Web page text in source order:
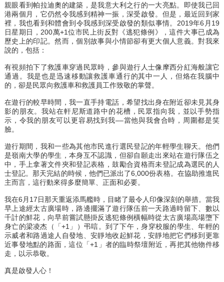
親眼看到帕拉迪奧的建築，是我意大利之行的一大亮點。即使我已回
港兩個月，它仍然令我感到精神一振，深受啟發。但是，最近回到家
裡，我也看到和體會到令我感到深受啟發的類似事情。2019年6月19
日星期日，200萬+1位市民上街反對《逃犯條例》，這件大事已成為
歷史上的印記。然而，個別故事與小情節卻有更大個人意義。對我來
說的，包括：
有視頻拍下了救護車穿過民眾時，參與遊行人士像摩西分紅海般讓它
通過。我是也是迅速移動讓救護車通行的其中一人，但烙在我腦中
的，卻是民眾向救護車和救護員工作致敬的掌聲。
在遊行的較早時間，我一直手持電話，希望找出身在附近卻未見其身
影的朋友。我站在軒尼斯道路中的花槽，民眾指向我，並以手勢指
示，令我的朋友可以更容易找到我––當他與我會合時，周圍都是笑
臉。
遊行期間，我和一些為其他市民進行選民登記的年輕學生聊天。他們
是嶺南大學的學生，本身互不認識，但卻自願走出來站在遊行隊伍之
中，手上拿著文件夾和登記表格，鼓勵合資格而未登記成為選民的人
士登記。那天完結的時候，他們已派出了6,000份表格。在協助推進民
主而言，這行動來得多麼簡單、正面和必要。
我在6月17日那天重返添馬艦時，目睹了最令人印像深刻的舉措。當我
早上途經太古廣場時，路邊擺滿了遊行隊伍前一天路過時留下、數以
千計的鮮花，向早前嘗試懸掛反逃犯條例橫幅時從太古廣場高場墮下
身亡的梁凌杰（「+1」）弔唁。到了下午，身穿校服的學生、年輕的
示威者和路過途人自發地、安靜地收起鮮花，安靜地把它們移到更靠
近事發地點的路面，這位「+1」者的臨時祭壇附近，再把其他物件移
走，以示恭敬。
真是啟發人心！